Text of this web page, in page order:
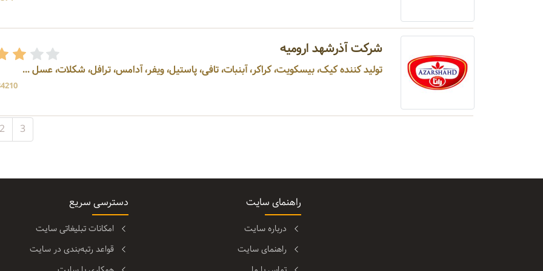
شرکت آذرشهد ارومیه
تولید کننده کیک، بیسکویت، کراکر، آبنبات، تافی، پاستیل، ویفر، آدامس، ترافل، شکلات، عسل ...
34210
2 3
راهنمای سایت
درباره سایت
راهنمای سایت
دسترسی سریع
امکانات تبلیغاتی سایت
قواعد رتبه‌بندی در سایت